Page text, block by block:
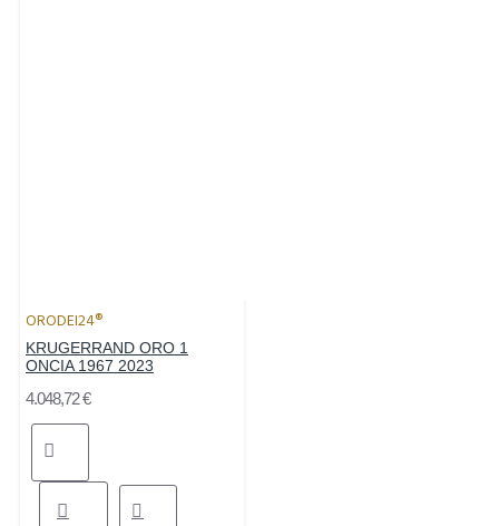
ORODEI24®
KRUGERRAND ORO 1
ONCIA 1967 2023
4.048,72 €